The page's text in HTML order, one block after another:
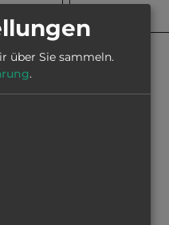
über Sie sammeln.
.